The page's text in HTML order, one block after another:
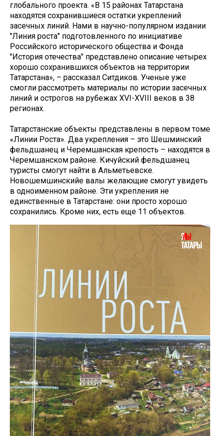
глобального проекта. «В 15 районах Татарстана
находятся сохранившиеся остатки укреплений
засечных линий. Нами в научно-популярном издании
"Линия роста" подготовленного по инициативе
Российского исторического общества и Фонда
"История отечества" представлено описание четырех
хорошо сохранившихся объектов на территории
Татарстана», – рассказал Ситдиков. Ученые уже
смогли рассмотреть материалы по истории засечных
линий и острогов на рубежах XVI-XVIII веков в 38
регионах.
Татарстанские объекты представлены в первом томе
«Линии Роста». Два укрепления – это Шешминский
фельдшанец и Черемшанская крепость – находятся в
Черемшанском районе. Кичуйский фельдшанец
туристы смогут найти в Альметьевске.
Новошемшинскийе валы желающие смогут увидеть
в одноименном районе. Эти укрепления не
единственные в Татарстане: они просто хорошо
сохранились. Кроме них, есть еще 11 объектов.